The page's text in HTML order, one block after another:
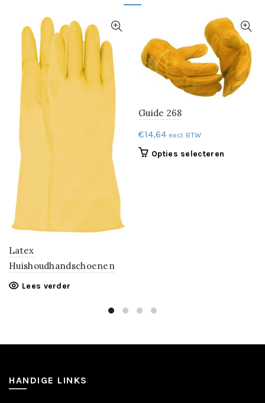
Latex
Huishoudhandschoenen
Lees verder
Guide 268
€14,64 excl. BTW
Opties selecteren
HANDIGE LINKS